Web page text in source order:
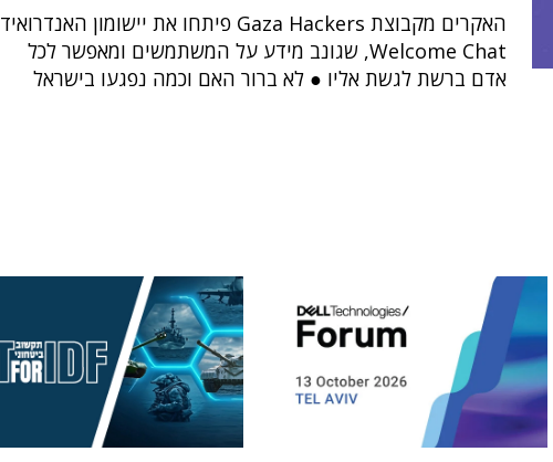
האקרים מקבוצת Gaza Hackers פיתחו את יישומון האנדרואיד
Welcome Chat, שגונב מידע על המשתמשים ומאפשר לכל
אדם ברשת לגשת אליו ● לא ברור האם וכמה נפגעו בישראל